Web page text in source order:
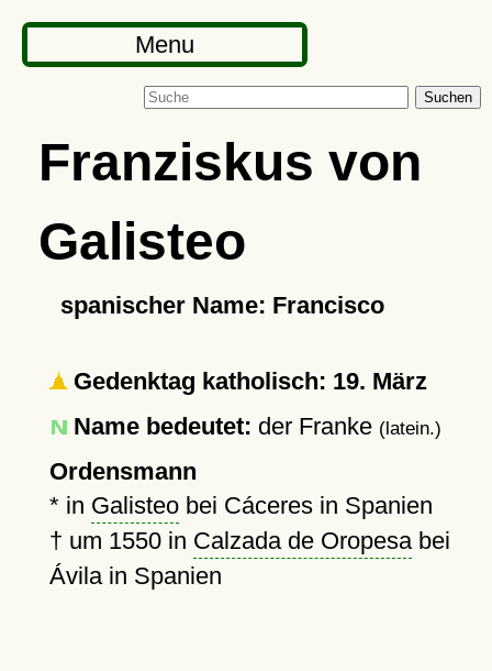
Menu
Suchen
Franziskus von
Galisteo
spanischer Name: Francisco
Gedenktag katholisch: 19. März
Name bedeutet: der Franke (latein.)
Ordensmann
* in Galisteobei Cáceres in Spanien
† um 1550in Calzada de Oropesabei
Ávila in Spanien